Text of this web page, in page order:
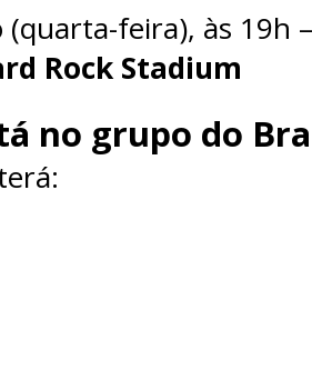
feira), às 19h
Rock Stadium
no grupo do